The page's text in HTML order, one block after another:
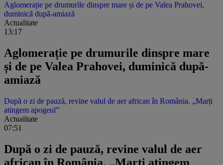
Aglomerație pe drumurile dinspre mare și de pe Valea Prahovei,
duminică după-amiază
Actualitate
13:17
Aglomerație pe drumurile dinspre mare
și de pe Valea Prahovei, duminică după-
amiază
După o zi de pauză, revine valul de aer african în România. „Marți
atingem apogeul”
Actualitate
07:51
După o zi de pauză, revine valul de aer